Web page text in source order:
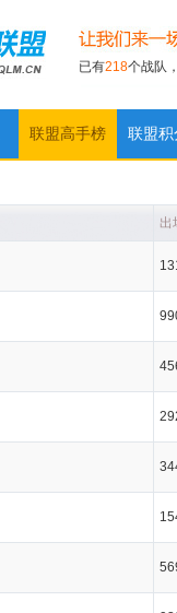
已有218个战队，
联盟高手榜 联盟积
出